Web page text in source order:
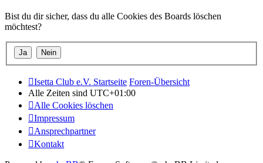
Bist du dir sicher, dass du alle Cookies des Boards löschen
möchtest?
Isetta Club e.V. Startseite Foren-Übersicht
Alle Zeiten sind UTC+01:00
Alle Cookies löschen
Impressum
Ansprechpartner
Kontakt